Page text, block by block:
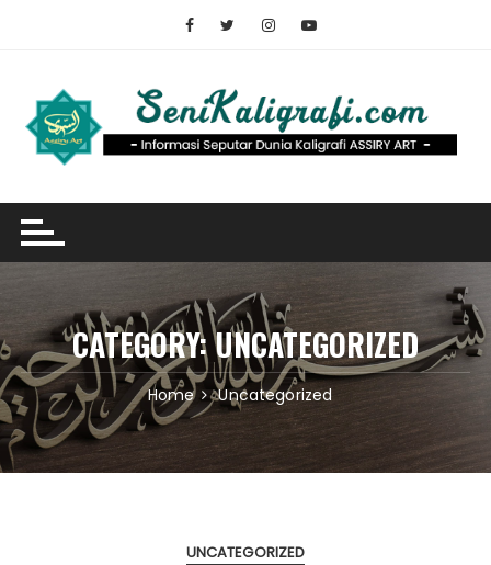
CATEGORY:UNCATEGORIZED
Home Uncategorized
UNCATEGORIZED